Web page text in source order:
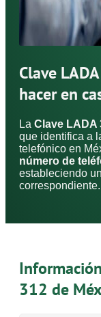
Clave
hacer en
La Clave LADA
que identifica a
telefónico en
número de
estableciendo
correspondiente.
312 de